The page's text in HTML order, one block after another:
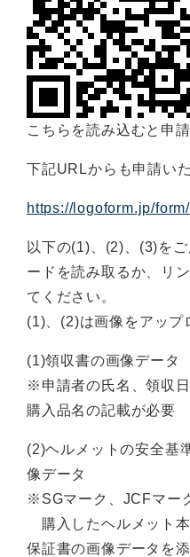
こちらを読み込むと申
下記URLからも申請い
https://logoform.jp/
以下の(1)、(2)、(3)を
ードを読み取るか、リ
てください。
(1)、(2)は画像をアップ
(1)領収書の画像データ
※申請者の氏名、領収
購入品名の記載が必要
(2)ヘルメットの安全基
像データ
※SGマーク、JCFマー
購入したヘルメット本
保証書の画像データを